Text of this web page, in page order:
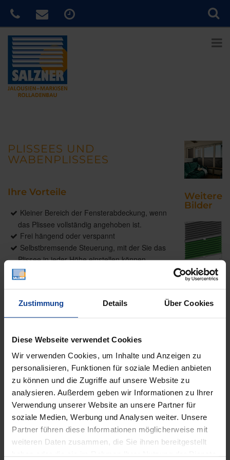
Zustimmung Details Über Cookies
Diese Webseite verwendet Cookies
Wir verwenden Cookies, um Inhalte und Anzeigen zu
personalisieren, Funktionen für soziale Medien anbieten
zu können und die Zugriffe auf unsere Website zu
analysieren. Außerdem geben wir Informationen zu Ihrer
Verwendung unserer Website an unsere Partner für
soziale Medien, Werbung und Analysen weiter. Unsere
Partner führen diese Informationen möglicherweise mit
weiteren Daten zusammen, die Sie ihnen bereitgestellt
PLISSEES UND
WABENPLISSEES
Ihre Vorteile
Kleiner Bereich der Fensterabdeckung, wenn
das Plissee vollständig angehoben ist.
Frei hängend oder verspannt
Selbstbremsende Steuerung, mit der Sie das
Plissee in jeder Höhe einstellen können.
Leichtgängiger Betrieb von Plissees.
Sicherheit für Ihre Kinder
Wabenplissees
Produktdetails
max. Breite: 2300 mm
max. Höhe: 4000 mm
max. Fläche: 6,00 m²
Bedienung: Kette, Schnur, Griff, Griffleiste,
Elektroantrieb
Führung: Optional, seitlich mit Seil
Anwendungsbereiche: Für Fenster, Dachfenster,
Türen, Bildschirmarbeitsplätze
Weitere
Bilder